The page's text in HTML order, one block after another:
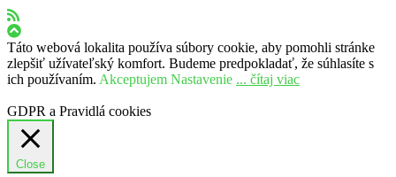
Táto webová lokalita používa súbory cookie, aby pomohli stránke
zlepšiť užívateľský komfort. Budeme predpokladať, že súhlasíte s
ich používaním. Akceptujem Nastavenie ... čítaj viac
GDPR a Pravidlá cookies
Close